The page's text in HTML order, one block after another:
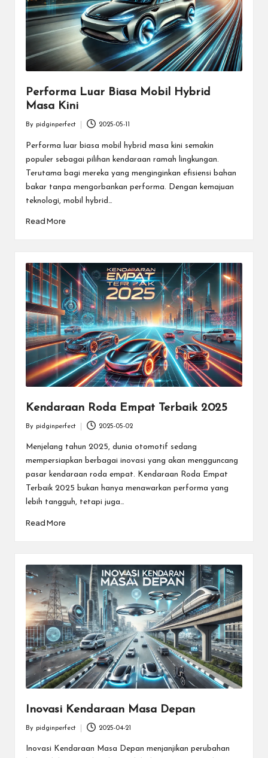
Performa Luar Biasa Mobil Hybrid
Masa Kini
by
By pidginperfect 2025-05-11
Performa luar biasa mobil hybrid masa kini semakin
populer sebagai pilihan kendaraan ramah lingkungan.
Terutama bagi mereka yang menginginkan efisiensi bahan
bakar tanpa mengorbankan performa. Dengan kemajuan
teknologi, mobil hybrid…
Read More
Kendaraan Roda Empat Terbaik 2025
by
By pidginperfect 2025-05-02
Menjelang tahun 2025, dunia otomotif sedang
mempersiapkan berbagai inovasi yang akan mengguncang
pasar kendaraan roda empat. Kendaraan Roda Empat
Terbaik 2025 bukan hanya menawarkan performa yang
lebih tangguh, tetapi juga…
Read More
Inovasi Kendaraan Masa Depan
Posted
by
By pidginperfect 2025-04-21
Inovasi Kendaraan Masa Depan menjanjikan perubahan